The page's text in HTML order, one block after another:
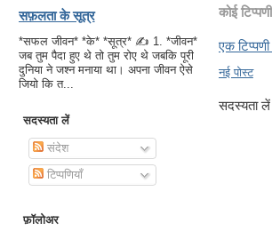
सफ़लता के सूत्र
*सफल जीवन* *के* *सूत्र* ✍ 1. *जीवन*
जब तुम पैदा हुए थे तो तुम रोए थे जबकि पूरी
दुनिया ने जश्न मनाया था। अपना जीवन ऐसे
जियो कि त...
सदस्यता लें
संदेश
टिप्पणियाँ
फ़ॉलोअर
कोई
एक
नई पोस्ट
सदस्यता